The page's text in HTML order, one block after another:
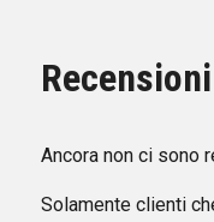
Recensioni
Ancora non ci sono
Solamente clienti